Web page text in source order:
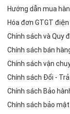
Hướng dẫn mua
Hóa đơn GTGT
Chính sách và Quy
Chính sách bán
Chính sách vận
Chính sách Đổi -
Chính sách Bảo
Chính sách bảo